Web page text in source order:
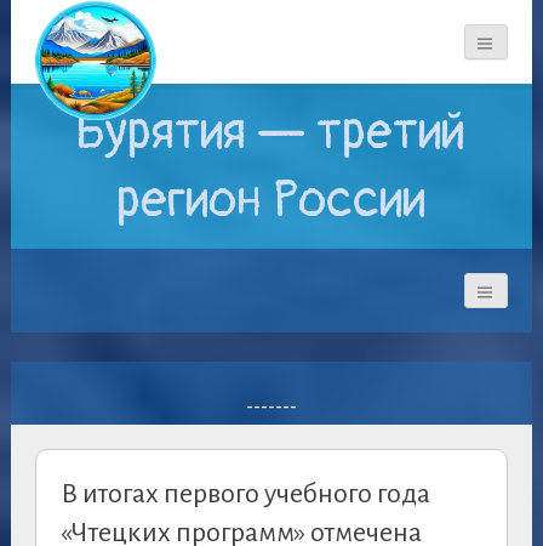
Бурятия — третий
регион России
-------
В итогах первого учебного года
«Чтецких программ» отмечена